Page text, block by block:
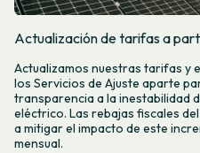
Actualización de tarifas a
Actualizamos nuestras tarifas y
los Servicios de Ajuste aparte
transparencia a la inestabilidad
eléctrico. Las rebajas fiscales
a mitigar el impacto de este
mensual.